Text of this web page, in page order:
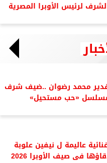
لرئيس الأوبرا المصرية
محمد رضوان ..ضيف شرف
«حب مستحيل»
عاليمة ل نيفين علوبة
فى صيف الأوبرا 2026